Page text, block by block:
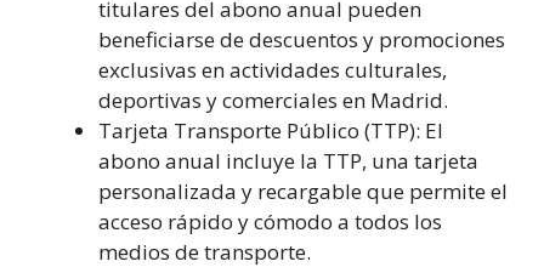
titulares del abono anual pueden
beneficiarse de descuentos y promociones
exclusivas en actividades culturales,
deportivas y comerciales en Madrid.
Tarjeta Transporte Público (TTP): El
abono anual incluye la TTP, una tarjeta
personalizada y recargable que permite el
acceso rápido y cómodo a todos los
medios de transporte.